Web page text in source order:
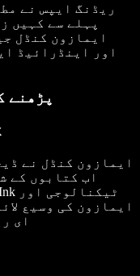
ریڈنگ ایپس نے
پہلے سے کہیں
ایمازون کنڈل
اور اینڈرائیڈ
پڑھنے
ایمازون کنڈل نے
اب کتابوں کے
ایمازون کی وسیع
ای